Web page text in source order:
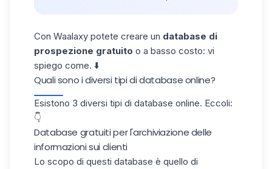
Con Waalaxy potete creare un database di
prospezione gratuito o a basso costo: vi
spiego come. ⬇️
Quali sono i diversi tipi di database online?
Esistono 3 diversi tipi di database online. Eccoli:
👇
Database gratuiti per l'archiviazione delle
informazioni sui clienti
Lo scopo di questi database è quello di